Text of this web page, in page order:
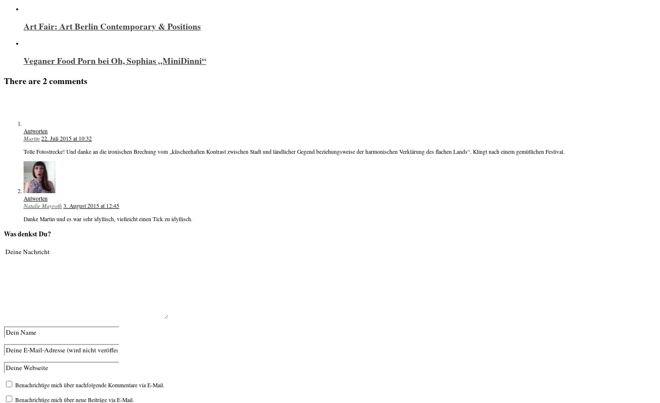
Art Fair: Art Berlin Contemporary & Positions
Veganer Food Porn bei Oh, Sophias „MiniDinni“
There are 2 comments
Antworten
Martin 22. Juli 2015 at 10:32
Tolle Fotostrecke! Und danke an die ironischen Brechung vom „klischeehaften Kontrast zwischen Stadt und ländlicher Gegend beziehungsweise der harmonischen Verklärung des flachen Lands“. Klingt nach einem gemütlichen Festival.
Antworten
Natalie Mayroth 3. August 2015 at 12:45
Danke Martin und es war sehr idyllisch, vielleicht einen Tick zu idyllisch.
Was denkst Du?
Benachrichtige mich über nachfolgende Kommentare via E-Mail.
Benachrichtige mich über neue Beiträge via E-Mail.